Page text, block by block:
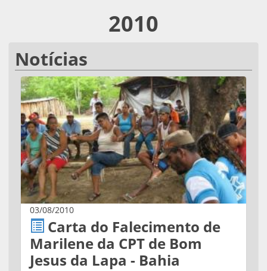
2010
Notícias
03/08/2010
Carta do Falecimento de
Marilene da CPT de Bom
Jesus da Lapa - Bahia